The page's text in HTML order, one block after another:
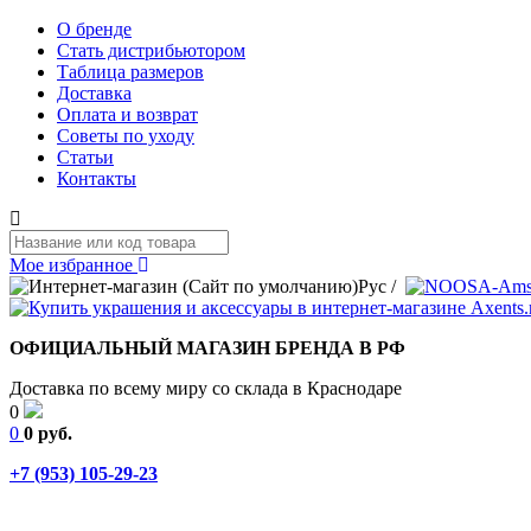
О бренде
Стать дистрибьютором
Таблица размеров
Доставка
Оплата и возврат
Советы по уходу
Статьи
Контакты
Мое избранное
Рус /
ОФИЦИАЛЬНЫЙ МАГАЗИН БРЕНДА В РФ
Доставка по всему миру со склада в Краснодаре
0
0 0 руб.
+7 (953) 105-29-23